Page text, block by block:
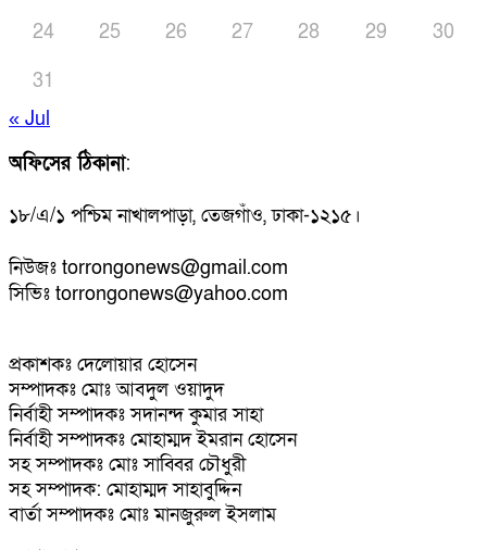
24
25 26 27 28 29
30
31
« Jul
অফিসের ঠিকানা:
১৮/এ/১ পশ্চিম নাখালপাড়া, তেজগাঁও, ঢাকা-১২১৫।
নিউজঃ torrongonews@gmail.com
সিভিঃ torrongonews@yahoo.com
প্রকাশকঃ দেলোয়ার হোসেন
সম্পাদকঃ মোঃ আবদুল ওয়াদুদ
নির্বাহী সম্পাদকঃ সদানন্দ কুমার সাহা
নির্বাহী সম্পাদকঃ মোহাম্মদ ইমরান হোসেন
সহ সম্পাদকঃ মোঃ সাব্বির চৌধুরী
সহ সম্পাদক: মোহাম্মদ সাহাবুদ্দিন
বার্তা সম্পাদকঃ মোঃ মানজুরুল ইসলাম